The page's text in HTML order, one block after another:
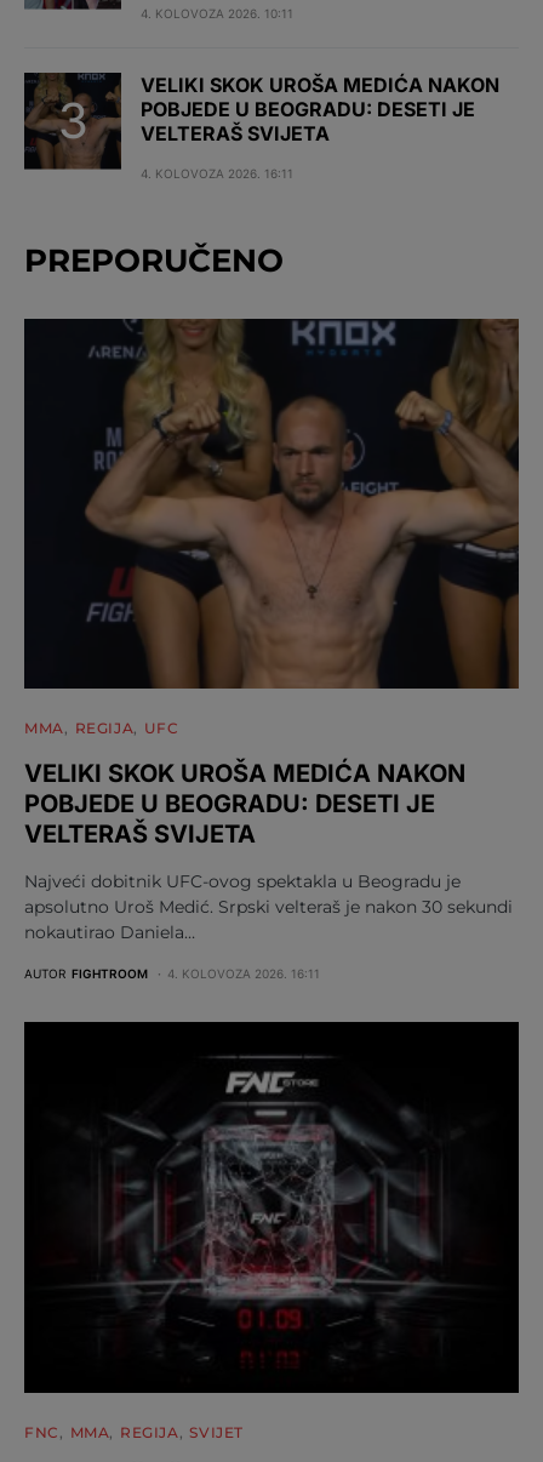
4. KOLOVOZA 2026. 10:11
VELIKI SKOK UROŠA MEDIĆA NAKON
POBJEDE U BEOGRADU: DESETI JE
VELTERAŠ SVIJETA
4. KOLOVOZA 2026. 16:11
PREPORUČENO
MMA REGIJA UFC
VELIKI SKOK UROŠA MEDIĆA NAKON
POBJEDE U BEOGRADU: DESETI JE
VELTERAŠ SVIJETA
Najveći dobitnik UFC-ovog spektakla u Beogradu je
apsolutno Uroš Medić. Srpski velteraš je nakon 30 sekundi
nokautirao Daniela…
AUTOR FIGHTROOM 4. KOLOVOZA 2026. 16:11
FNC MMA REGIJA SVIJET